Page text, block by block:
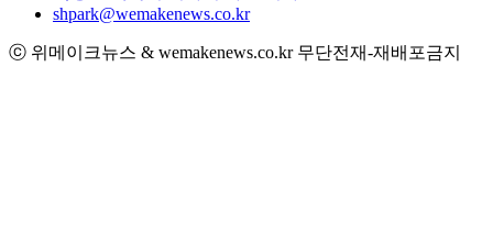
shpark@wemakenews.co.kr
ⓒ 위메이크뉴스 & wemakenews.co.kr 무단전재-재배포금지